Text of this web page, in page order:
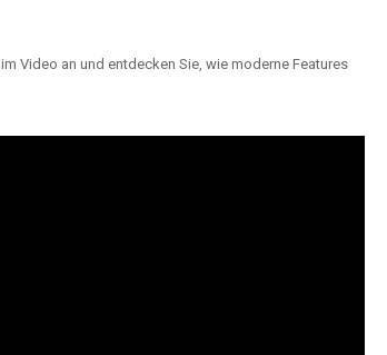
im Video an und entdecken Sie, wie moderne Features